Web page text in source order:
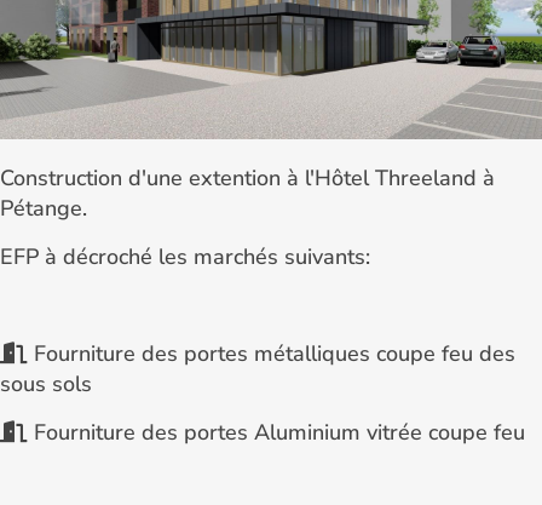
Construction d'une extention à l'Hôtel Threeland à
Pétange.
EFP à décroché les marchés suivants:
Fourniture des portes métalliques coupe feu des
sous sols
Fourniture des portes Aluminium vitrée coupe feu